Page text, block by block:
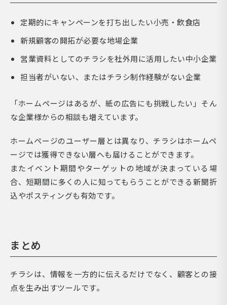
定期的にキャンペーンを打ち出したい小売・飲食店
新規顧客の開拓が必要な地場企業
営業資料としてのチラシを社外用に活用したい中小企業
担当者がいない、またはチラシ制作経験がない企業
「ホームページはあるが、紙の広告にも挑戦したい」そん
な企業様からの相談も増えています。
ホームページのユーザー層とは異なり、チラシはホームペ
ージでは獲得できない層へも届けることができます。
またイベント期間やターゲットの地域が決まっている場
合、短期間に多くの人に知ってもらうことができる新聞折
込やポスティングも有効です。
まとめ
チラシは、情報を一方的に伝えるだけでなく、顧客との接
点を生み出すツールです。